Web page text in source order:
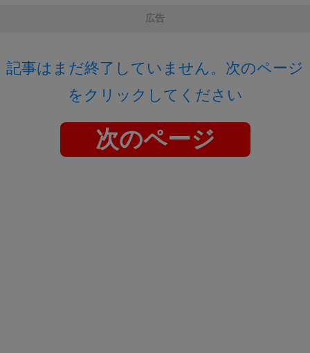
広告
記事はまだ終了していません。次のページ
をクリックしてください
次のページ